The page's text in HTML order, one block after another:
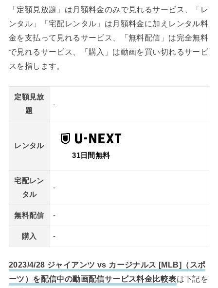
「定額見放題」は月額料金のみで見れるサービス、「レ
ンタル」「宅配レンタル」は月額料金に加えレンタル料
金を支払って見れるサービス、「無料配信」は完全無料
で見れるサービス、「購入」は動画を買い切れるサービ
スを指します。
定額見放
題
-
レンタル
31日間無料
宅配レン
タル
-
無料配信 -
購入 -
2023/4/28 ジャイアンツ vs カージナルス [MLB]（スポ
ーツ）を配信中の動画配信サービス料金比較表は下記を